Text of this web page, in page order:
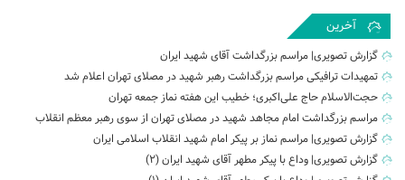
آخرین
گزارش تصویری| مراسم بزرگداشت آقای شهید ایران
تمهیدات ترافیکی مراسم بزرگداشت رهبر شهید در مصلای تهران اعلام شد
حجت‌الاسلام حاج علی‌اکبری؛ خطیب این هفته نماز جمعه تهران
مراسم بزرگداشت امام مجاهد شهید در مصلای تهران از سوی رهبر معظم انقلاب
گزارش تصویری| مراسم نماز بر پیکر امام شهید انقلاب اسلامی ایران
گزارش تصویری| وداع با پیکر مطهر آقای شهید ایران (2)